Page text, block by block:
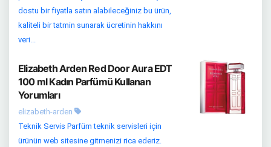
dostu bir fiyatla satın alabileceğiniz bu ürün,
kaliteli bir tatmin sunarak ücretinin hakkını
veri...
Elizabeth Arden Red Door Aura EDT
100 ml Kadın Parfümü Kullanan
Yorumları
elizabeth-arden
Teknik Servis Parfüm teknik servisleri için
ürünün web sitesine gitmenizi rica ederiz.